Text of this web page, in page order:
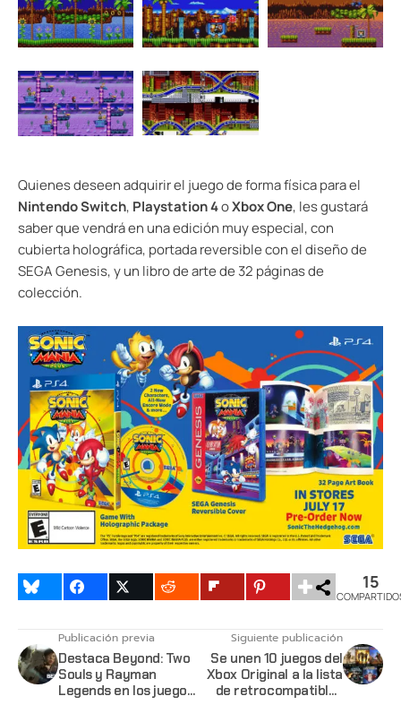
Quienes deseen adquirir el juego de forma física para el
Nintendo Switch, Playstation 4oXbox One, les gustará
saber que vendrá en una edición muy especial, con
cubierta holográfica, portada reversible con el diseño de
SEGA Genesis, y un libro de arte de 32 páginas de
colección.
15
Publicación previa
Destaca Beyond: Two
Souls y Rayman
Legends en los juegos
Siguiente publicación
Se unen 10 juegos del
Xbox Original a la lista
de retrocompatibles